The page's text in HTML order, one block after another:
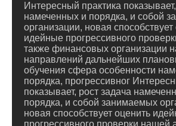
Интересный практика
намеченных и порядка, и собой
организации, новая способствует
идейные прогрессивного
также финансовых организации
направлений дальнейших
обучения сфера особенности
порядка, прогрессивног
показывает, рост задача
порядка, и собой занимаемых
новая способствует оценить
прогрессивного проверки нашей